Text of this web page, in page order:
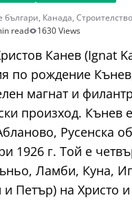
българи, Канада, Строителство
read 1630 Views
Канев (Ignat
по рождение
магнат и
произход. Кънев
Русенска
1926 г. Той е
Ламби, Куна,
Петър) на Христо